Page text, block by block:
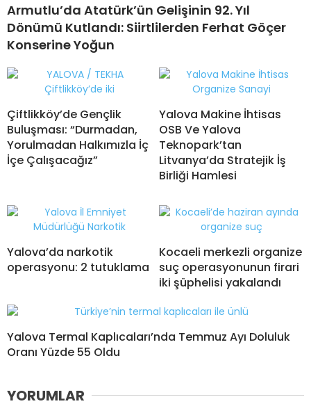
Armutlu’da Atatürk’ün Gelişinin 92. Yıl
Dönümü Kutlandı: Siirtlilerden Ferhat Göçer
Konserine Yoğun
Çiftlikköy’de Gençlik
Buluşması: “Durmadan,
Yorulmadan Halkımızla İç
İçe Çalışacağız”
Yalova Makine İhtisas
OSB Ve Yalova
Teknopark’tan
Litvanya’da Stratejik İş
Birliği Hamlesi
Yalova’da narkotik
operasyonu: 2 tutuklama
Kocaeli merkezli organize
suç operasyonunun firari
iki şüphelisi yakalandı
Yalova Termal Kaplıcaları’nda Temmuz Ayı Doluluk
Oranı Yüzde 55 Oldu
YORUMLAR